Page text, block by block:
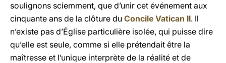
soulignons sciemment, que d’unir cet événement aux
cinquante ans de la clôture du Concile Vatican II. Il
n’existe pas d’Église particulière isolée, qui puisse dire
qu’elle est seule, comme si elle prétendait être la
maîtresse et l’unique interprète de la réalité et de